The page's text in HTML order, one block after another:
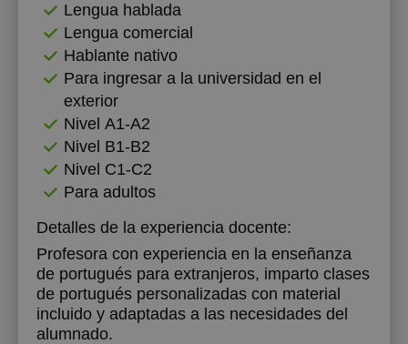
Lengua hablada
Lengua comercial
Hablante nativo
Para ingresar a la universidad en el
exterior
Nivel А1-А2
Nivel B1-B2
Nivel C1-C2
Para adultos
Detalles de la experiencia docente:
Profesora con experiencia en la enseñanza
de portugués para extranjeros, imparto clases
de portugués personalizadas con material
incluido y adaptadas a las necesidades del
alumnado.